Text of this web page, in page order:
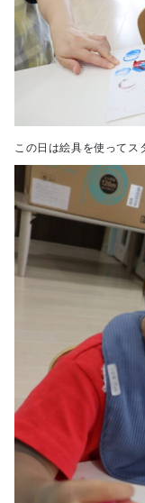
この日は絵具を使ってス